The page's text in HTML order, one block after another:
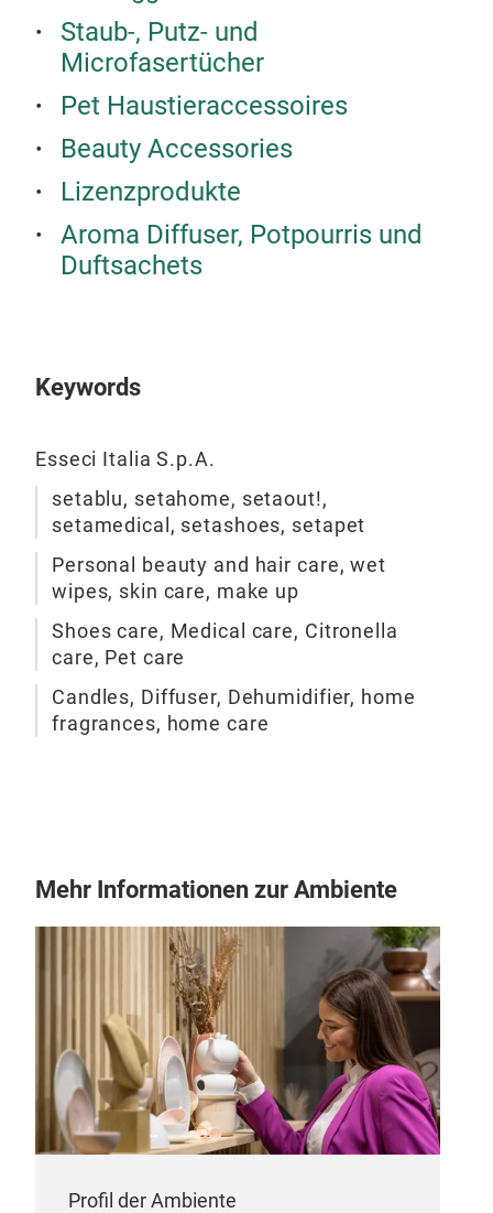
Staub-, Putz- und
Microfasertücher
Pet Haustieraccessoires
Beauty Accessories
Lizenzprodukte
Aroma Diffuser, Potpourris und
Duftsachets
Keywords
Esseci Italia S.p.A.
setablu, setahome, setaout!,
setamedical, setashoes, setapet
Personal beauty and hair care, wet
wipes, skin care, make up
Shoes care, Medical care, Citronella
care, Pet care
Candles, Diffuser, Dehumidifier, home
fragrances, home care
Mehr Informationen zur Ambiente
Profil der Ambiente